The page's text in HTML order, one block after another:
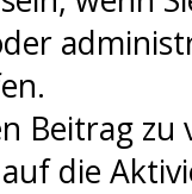
Beitrag
die